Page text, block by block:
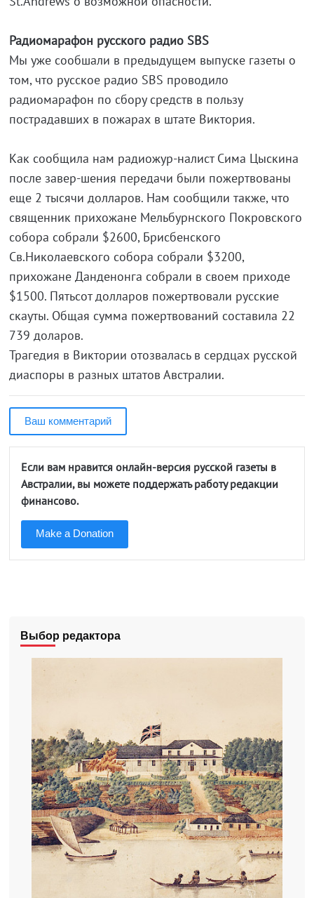
Радиомарафон русского радио SBS
Мы уже сообшали в предыдущем выпуске газеты о
том, что русское радио SBS проводило
радиомарафон по сбору средств в пользу
пострадавших в пожарах в штате Виктория.
Как сообщила нам радиожур-налист Сима Цыскина
после завер-шения передачи были пожертвованы
еще 2 тысячи долларов. Нам сообщили также, что
священник прихожане Мельбурнского Покровского
собора собрали $2600, Брисбенского
Св.Николаевского собора собрали $3200,
прихожане Данденонга собрали в своем приходе
$1500. Пятьсот долларов пожертвовали русские
скауты. Общая сумма пожертвований составила 22
739 доларов.
Трагедия в Виктории отозвалась в сердцах русской
диаспоры в разных штатов Австралии.
Ваш комментарий
Если вам нравится онлайн-версия русской газеты в
Австралии, вы можете поддержать работу редакции
финансово.
Make a Donation
Выбор редактора